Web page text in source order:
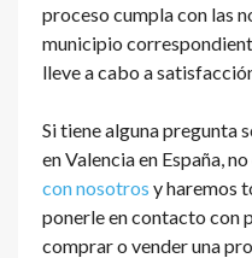
proceso cumpla con las
municipio
lleve a cabo a
Si tiene alguna pregunta
en Valencia en España,
con nosotros y haremos
ponerle en contacto con
comprar o vender una